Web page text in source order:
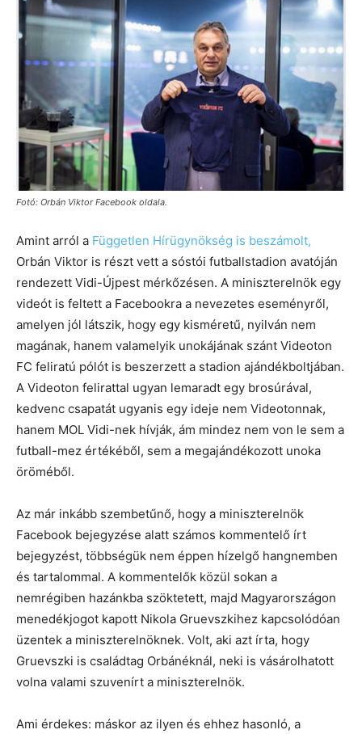
Fotó: Orbán Viktor Facebook oldala.
Amint arról a Független Hírügynökség is beszámolt,
Orbán Viktor is részt vett a sóstói futballstadion avatóján
rendezett Vidi-Újpest mérkőzésen. A miniszterelnök egy
videót is feltett a Facebookra a nevezetes eseményről,
amelyen jól látszik, hogy egy kisméretű, nyilván nem
magának, hanem valamelyik unokájának szánt Videoton
FC feliratú pólót is beszerzett a stadion ajándékboltjában.
A Videoton felirattal ugyan lemaradt egy brosúrával,
kedvenc csapatát ugyanis egy ideje nem Videotonnak,
hanem MOL Vidi-nek hívják, ám mindez nem von le sem a
futball-mez értékéből, sem a megajándékozott unoka
öröméből.
Az már inkább szembetűnő, hogy a miniszterelnök
Facebook bejegyzése alatt számos kommentelő írt
bejegyzést, többségük nem éppen hízelgő hangnemben
és tartalommal. A kommentelők közül sokan a
nemrégiben hazánkba szöktetett, majd Magyarországon
menedékjogot kapott Nikola Gruevszkihez kapcsolódóan
üzentek a miniszterelnöknek. Volt, aki azt írta, hogy
Gruevszki is családtag Orbánéknál, neki is vásárolhatott
volna valami szuvenírt a miniszterelnök.
Ami érdekes: máskor az ilyen és ehhez hasonló, a